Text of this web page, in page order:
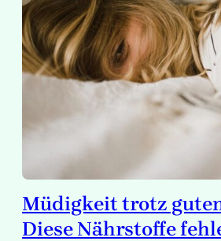
Müdigkeit trotz
Diese Nährstoffe